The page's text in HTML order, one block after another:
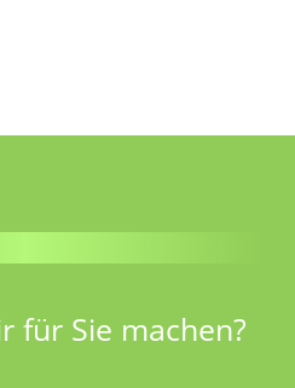
für Sie machen?